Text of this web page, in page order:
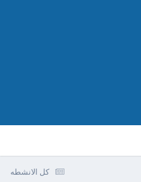
كل الانشطه